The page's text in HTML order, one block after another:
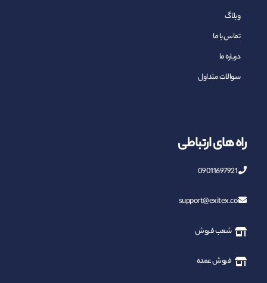
وبلاگ
تماس با ما
درباره ما
سوالات متداول
راه های ارتباطی
support@exitex.co
شعب فروش
فروش عمده